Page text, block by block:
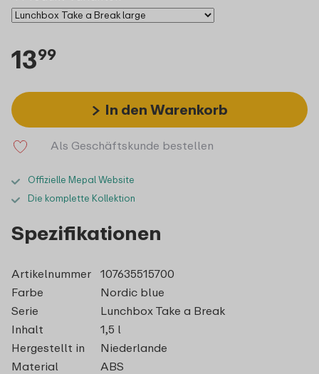
1399
In den Warenkorb
Als Geschäftskunde bestellen
Offizielle Mepal Website
Die komplette Kollektion
Spezifikationen
Artikelnummer
107635515700
Farbe
Nordic blue
Serie
Lunchbox Take a Break
Inhalt
1,5 l
Hergestellt in
Niederlande
Material
ABS